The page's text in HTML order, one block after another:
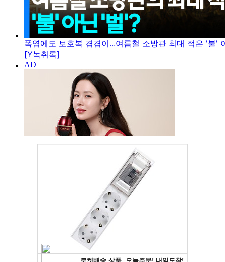
폭염에도 보호복 겹겹이...여름철 소방관 최대 적은 '불'
[Y녹취록]